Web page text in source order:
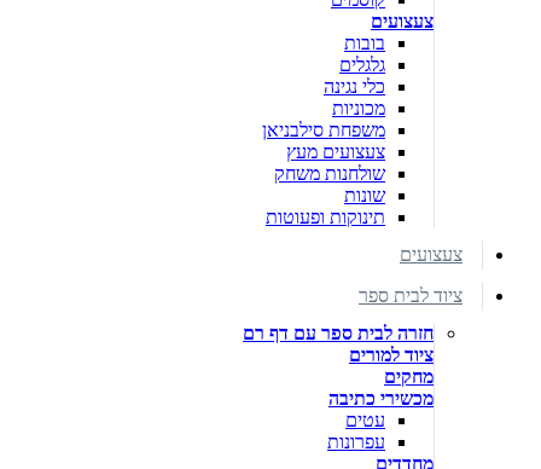
צעצועים
בובות
גלגלים
כלי נגינה
מכוניות
משפחת סילבניאן
צעצועים מעץ
שולחנות משחק
שונות
תינוקות ופעוטות
צעצועים
ציוד לבית ספר
חזרה לבית ספר עם דף רם
ציוד למורים
מחקים
מכשירי כתיבה
עטים
עפרונות
מחדדים